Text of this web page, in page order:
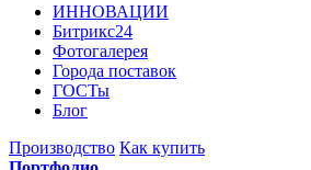
ИННОВАЦИИ
Битрикс24
Фотогалерея
Города поставок
ГОСТы
Блог
Производство Как купить